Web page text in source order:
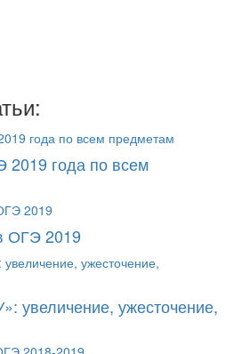
года по всем
ОГЭ 2019
увеличение, ужесточение,